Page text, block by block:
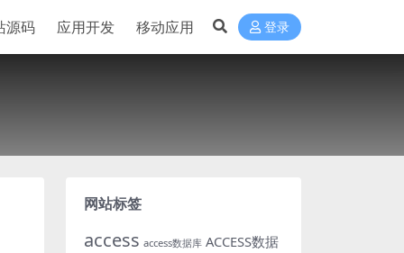
源码 应用开发 移动应用 登录
网站标签
access access数据库 ACCESS数据